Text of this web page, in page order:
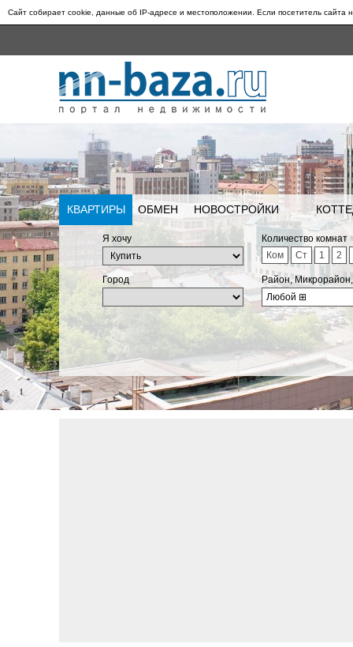
Сайт собирает cookie, данные об IP-адресе и местоположении. Если посетитель сайта
КВАРТИРЫ ОБМЕН НОВОСТРОЙКИ
Я хочу
Количество комнат
Ком
Ст 1 2
Город
Район,
Любой ⊞